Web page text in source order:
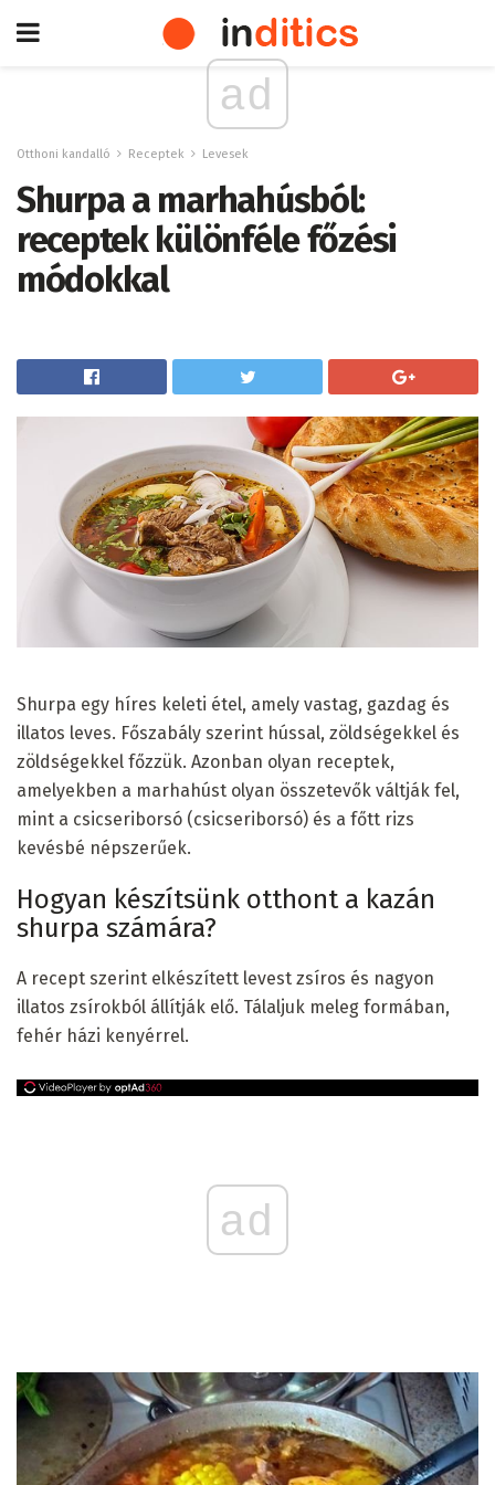
ad
Otthoni kandalló Receptek Levesek
Shurpa a marhahúsból:
receptek különféle főzési
módokkal
Shurpa egy híres keleti étel, amely vastag, gazdag és
illatos leves. Főszabály szerint hússal, zöldségekkel és
zöldségekkel főzzük. Azonban olyan receptek,
amelyekben a marhahúst olyan összetevők váltják fel,
mint a csicseriborsó (csicseriborsó) és a főtt rizs
kevésbé népszerűek.
Hogyan készítsünk otthont a kazán
shurpa számára?
A recept szerint elkészített levest zsíros és nagyon
illatos zsírokból állítják elő. Tálaljuk meleg formában,
fehér házi kenyérrel.
ad